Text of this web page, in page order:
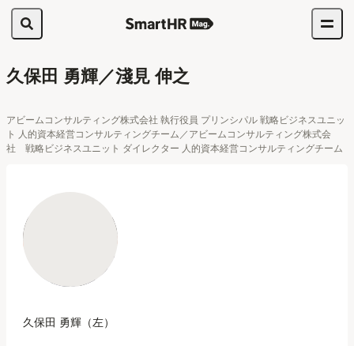
久保田 勇輝／淺見 伸之
アビームコンサルティング株式会社 執行役員 プリンシパル 戦略ビジネスユニッ
ト 人的資本経営コンサルティングチーム／アビームコンサルティング株式会
社 戦略ビジネスユニット ダイレクター 人的資本経営コンサルティングチーム
久保田 勇輝（左）